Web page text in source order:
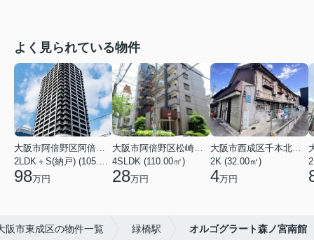
よく見られている物件
98万円
4SLDK (110.00㎡)
28万円
2K (32.00㎡)
4万円
阪市東成区の物件一覧 緑橋駅 オルゴグラート森ノ宮南館